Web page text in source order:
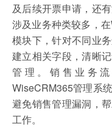
及后续开票申请，还
涉及业务种类较多，
模块下，针对不同业
建立相关字段，清晰
管理。销售业务
WiseCRM365管理系
避免销售管理漏洞，
工作。